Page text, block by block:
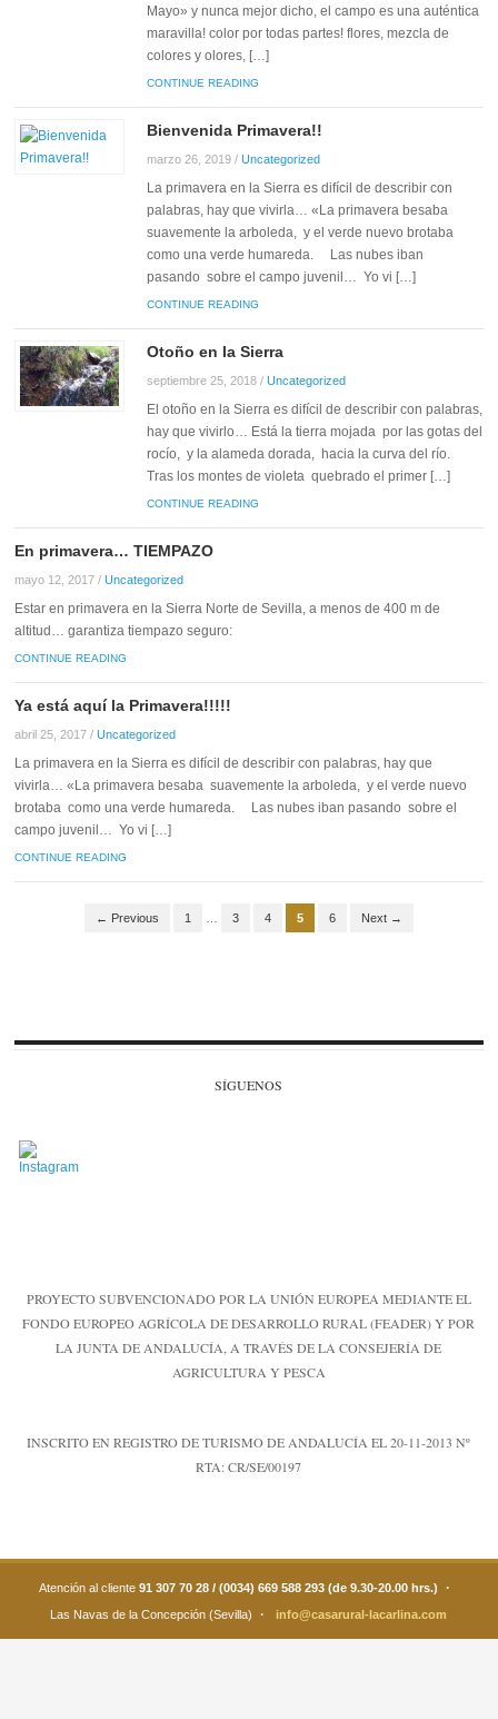
Mayo» y nunca mejor dicho, el campo es una auténtica
maravilla! color por todas partes! flores, mezcla de
colores y olores, […]
CONTINUE READING
Bienvenida Primavera!!
marzo 26, 2019/ Uncategorized
La primavera en la Sierra es difícil de describir con
palabras, hay que vivirla… «La primavera besaba
suavemente la arboleda, y el verde nuevo brotaba
como una verde humareda. Las nubes iban
pasando sobre el campo juvenil… Yo vi […]
CONTINUE READING
Otoño en la Sierra
septiembre 25, 2018/ Uncategorized
El otoño en la Sierra es difícil de describir con palabras,
hay que vivirlo… Está la tierra mojada por las gotas del
rocío, y la alameda dorada, hacia la curva del río.
Tras los montes de violeta quebrado el primer […]
CONTINUE READING
En primavera… TIEMPAZO
mayo 12, 2017 /Uncategorized
Estar en primavera en la Sierra Norte de Sevilla, a menos de 400 m de
altitud… garantiza tiempazo seguro:
CONTINUE READING
Ya está aquí la Primavera!!!!!
abril 25, 2017 /Uncategorized
La primavera en la Sierra es difícil de describir con palabras, hay que
vivirla… «La primavera besaba suavemente la arboleda, y el verde nuevo
brotaba como una verde humareda. Las nubes iban pasando sobre el
campo juvenil… Yo vi […]
CONTINUE READING
← Previous 1 3 4 5 6 Next →
SÍGUENOS
PROYECTO SUBVENCIONADO POR LA UNIÓN EUROPEA MEDIANTE EL
FONDO EUROPEO AGRÍCOLA DE DESARROLLO RURAL (FEADER) Y POR
LA JUNTA DE ANDALUCÍA, A TRAVÉS DE LA CONSEJERÍA DE
AGRICULTURA Y PESCA
INSCRITO EN REGISTRO DE TURISMO DE ANDALUCÍA EL 20-11-2013 Nº
RTA: CR/SE/00197
Atención al cliente 91 307 70 28 / (0034) 669 588 293 (de 9.30-20.00 hrs.) ·
Las Navas de la Concepción (Sevilla) · info@casarural-lacarlina.com